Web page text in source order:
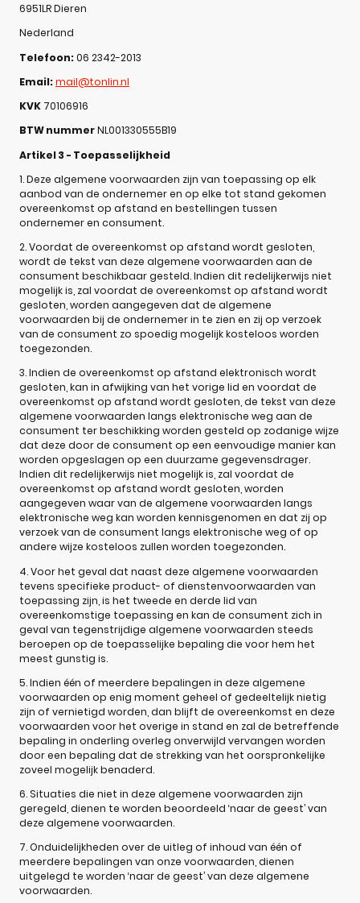
6951LR Dieren
Nederland
Telefoon:06 2342-2013
Email:mail@tonlin.nl
KVK 70106916
BTW nummerNL001330555B19
Artikel 3 - Toepasselijkheid
1. Deze algemene voorwaarden zijn van toepassing op elk
aanbod van de ondernemer en op elke tot stand gekomen
overeenkomst op afstand en bestellingen tussen
ondernemer en consument.
2. Voordat de overeenkomst op afstand wordt gesloten,
wordt de tekst van deze algemene voorwaarden aan de
consument beschikbaar gesteld. Indien dit redelijkerwijs niet
mogelijk is, zal voordat de overeenkomst op afstand wordt
gesloten, worden aangegeven dat de algemene
voorwaarden bij de ondernemer in te zien en zij op verzoek
van de consument zo spoedig mogelijk kosteloos worden
toegezonden.
3. Indien de overeenkomst op afstand elektronisch wordt
gesloten, kan in afwijking van het vorige lid en voordat de
overeenkomst op afstand wordt gesloten, de tekst van deze
algemene voorwaarden langs elektronische weg aan de
consument ter beschikking worden gesteld op zodanige wijze
dat deze door de consument op een eenvoudige manier kan
worden opgeslagen op een duurzame gegevensdrager.
Indien dit redelijkerwijs niet mogelijk is, zal voordat de
overeenkomst op afstand wordt gesloten, worden
aangegeven waar van de algemene voorwaarden langs
elektronische weg kan worden kennisgenomen en dat zij op
verzoek van de consument langs elektronische weg of op
andere wijze kosteloos zullen worden toegezonden.
4. Voor het geval dat naast deze algemene voorwaarden
tevens specifieke product- of dienstenvoorwaarden van
toepassing zijn, is het tweede en derde lid van
overeenkomstige toepassing en kan de consument zich in
geval van tegenstrijdige algemene voorwaarden steeds
beroepen op de toepasselijke bepaling die voor hem het
meest gunstig is.
5. Indien één of meerdere bepalingen in deze algemene
voorwaarden op enig moment geheel of gedeeltelijk nietig
zijn of vernietigd worden, dan blijft de overeenkomst en deze
voorwaarden voor het overige in stand en zal de betreffende
bepaling in onderling overleg onverwijld vervangen worden
door een bepaling dat de strekking van het oorspronkelijke
zoveel mogelijk benaderd.
6. Situaties die niet in deze algemene voorwaarden zijn
geregeld, dienen te worden beoordeeld ‘naar de geest’ van
deze algemene voorwaarden.
7. Onduidelijkheden over de uitleg of inhoud van één of
meerdere bepalingen van onze voorwaarden, dienen
uitgelegd te worden ‘naar de geest’ van deze algemene
voorwaarden.